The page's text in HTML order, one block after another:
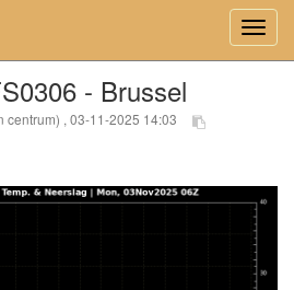
- Brussel
centrum) , 03-11-2025 14:03